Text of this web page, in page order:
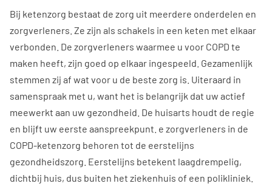
Bij ketenzorg bestaat de zorg uit meerdere onderdelen en
zorgverleners. Ze zijn als schakels in een keten met elkaar
verbonden. De zorgverleners waarmee u voor COPD te
maken heeft, zijn goed op elkaar ingespeeld. Gezamenlijk
stemmen zij af wat voor u de beste zorg is. Uiteraard in
samenspraak met u, want het is belangrijk dat uw actief
meewerkt aan uw gezondheid. De huisarts houdt de regie
en blijft uw eerste aanspreekpunt. e zorgverleners in de
COPD-ketenzorg behoren tot de eerstelijns
gezondheidszorg. Eerstelijns betekent laagdrempelig,
dichtbij huis, dus buiten het ziekenhuis of een polikliniek.